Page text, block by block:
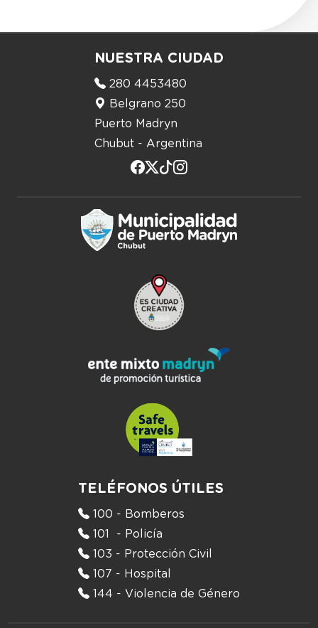
NUESTRA CIUDAD
280 4453480
Belgrano 250
Puerto Madryn
Chubut - Argentina
TELÉFONOS ÚTILES
100 - Bomberos
101 - Policía
103 - Protección Civil
107 - Hospital
144 - Violencia de Género